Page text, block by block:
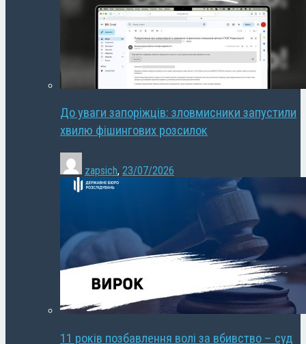
До уваги запоріжців: зловмисники запустили
хвилю фішингових розсилок
zapsich, 23/07/2026
11 років позбавлення волі за вбивство – суд